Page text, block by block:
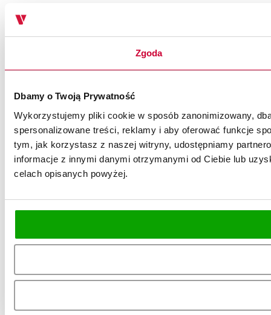
Zgoda
Dbamy o Twoją Prywatność
Wykorzystujemy pliki cookie w sposób zanonimizowany,
spersonalizowane treści, reklamy i aby oferować funkcje
tym, jak korzystasz z naszej witryny, udostępniamy
informacje z innymi danymi otrzymanymi od Ciebie lub
celach opisanych powyżej.